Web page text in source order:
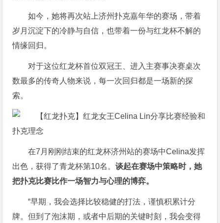
如今，她将再次站上济州扑克嘉年华的赛场，带着
岁月沉淀下的冷静与自信，也带着一份与红龙杯不解的
情缘回归。
对于这位红龙杯首位双冠王、进入主赛事决赛桌次
数最多的传奇人物来说，每一次回归都是一场新的探
索。
在7月刚刚结束的红龙杯济州站的赛场中Celina发挥
出色，获得了青龙杯第10名。谈起在赛场中策略时，她
把扑克比赛比作一场智力与心理的博弈。
“早期，我会选择比较稳健的打法，谨慎积累计分
牌。但到了泡沫期，或者中后期的关键时刻，我会变得